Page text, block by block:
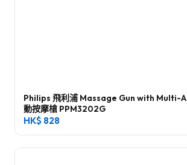
Philips 飛利浦 Massage Gun with Multi-
動按摩槍 PPM3202G
HK$ 828